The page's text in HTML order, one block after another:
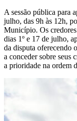
A sessão pública para
julho, das 9h às 12h,
Município. Os credores
dias 1º e 17 de julho,
da disputa oferecendo
a conceder sobre seus
a prioridade na ordem